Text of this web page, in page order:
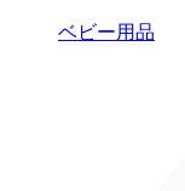
ベビー用品